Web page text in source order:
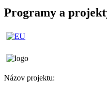
Programy a
Názov projektu: